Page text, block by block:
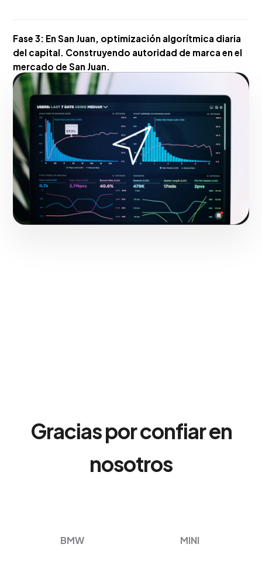
Fase 3: En San Juan, optimización algorítmica diaria
del capital. Construyendo autoridad de marca en el
mercado de San Juan.
Hacerlo realidad
Gracias por confiar en
nosotros
BMW MINI